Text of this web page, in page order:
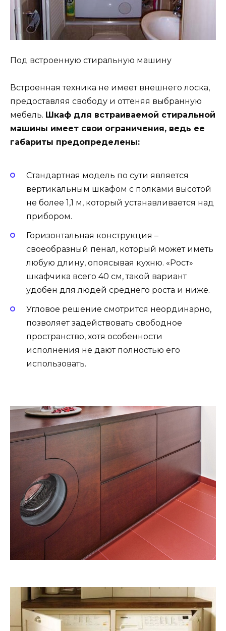
Под встроенную стиральную машину
Встроенная техника не имеет внешнего лоска,
предоставляя свободу и оттеняя выбранную
мебель. Шкаф для встраиваемой стиральной
машины имеет свои ограничения, ведь ее
габариты предопределены:
Стандартная модель по сути является
вертикальным шкафом с полками высотой
не более 1,1 м, который устанавливается над
прибором.
Горизонтальная конструкция –
своеобразный пенал, который может иметь
любую длину, опоясывая кухню. «Рост»
шкафчика всего 40 см, такой вариант
удобен для людей среднего роста и ниже.
Угловое решение смотрится неординарно,
позволяет задействовать свободное
пространство, хотя особенности
исполнения не дают полностью его
использовать.